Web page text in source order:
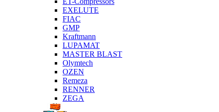
EXELUTE
FIAC
GMP
Kraftmann
LUPAMAT
MASTER BLAST
Olymtech
OZEN
Remeza
RENNER
ZEGA